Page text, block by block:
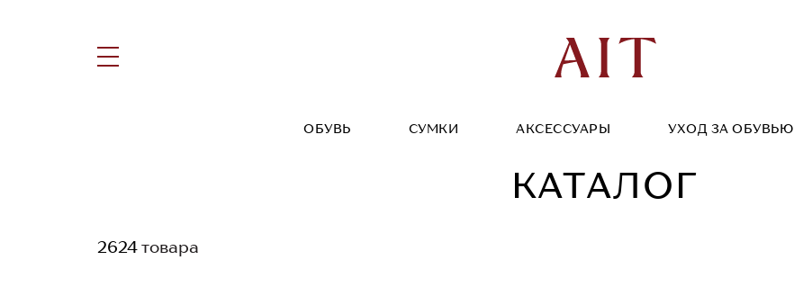
ОБУВЬ СУМКИ АКСЕССУАРЫ УХОД ЗА ОБУВЬЮ
КАТАЛОГ
2624товара